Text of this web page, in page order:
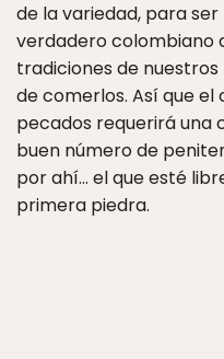
de la variedad, para
verdadero colombiano
tradiciones de
de comerlos. Así que
pecados requerirá una
buen número de
por ahí… el que esté
primera piedra.